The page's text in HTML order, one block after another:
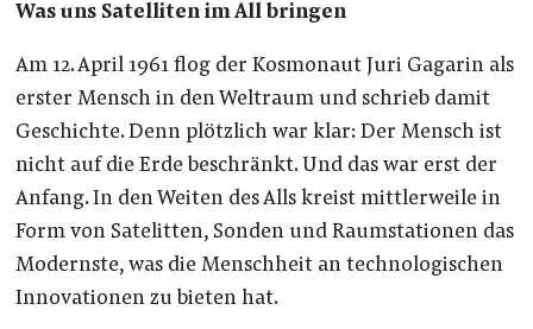
Was uns Satelliten im All bringen
Am 12. April 1961 flog der Kosmonaut Juri Gagarin als
erster Mensch in den Weltraum und schrieb damit
Geschichte. Denn plötzlich war klar: Der Mensch ist
nicht auf die Erde beschränkt. Und das war erst der
Anfang. In den Weiten des Alls kreist mittlerweile in
Form von Satelitten, Sonden und Raumstationen das
Modernste, was die Menschheit an technologischen
Innovationen zu bieten hat.